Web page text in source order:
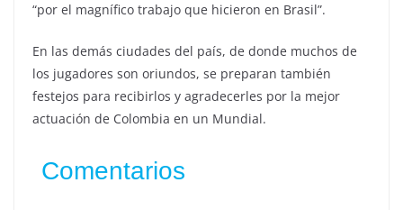
“por el magnífico trabajo que hicieron en Brasil”.
En las demás ciudades del país, de donde muchos de
los jugadores son oriundos, se preparan también
festejos para recibirlos y agradecerles por la mejor
actuación de Colombia en un Mundial.
Comentarios